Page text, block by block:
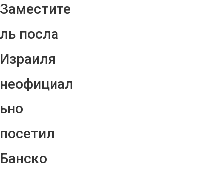
Заместите
ль посла
Израиля
неофициал
ьно
посетил
Банско